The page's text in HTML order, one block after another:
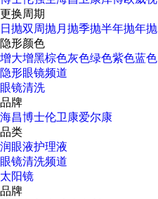
更换周期
日抛双周抛月抛季抛半年抛年抛
隐形颜色
增大增黑棕色灰色绿色紫色蓝色
隐形眼镜频道
眼镜清洗
品牌
海昌博士伦卫康爱尔康
品类
润眼液护理液
眼镜清洗频道
太阳镜
品牌